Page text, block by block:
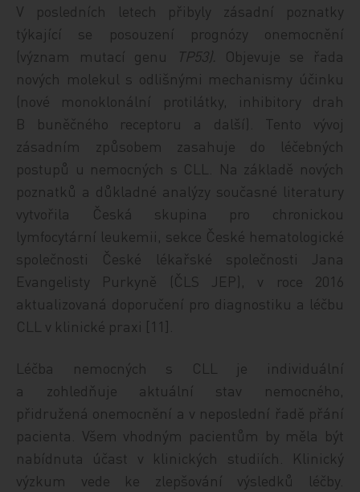
V posledních letech přibyly zásadní poznatky
týkající se posouzení prognózy onemocnění
(význam mutací genu
TP53). Objevuje se řada
nových molekul s odlišnými mechanismy účinku
(nové monoklonální protilátky, inhibitory drah
B buněčného receptoru a další). Tento vývoj
zásadním způsobem zasahuje do léčebných
postupů u nemocných s CLL. Na základě nových
poznatků a důkladné analýzy současné literatury
vytvořila Česká skupina pro chronickou
lymfocytární leukemii, sekce České hematologické
společnosti České lékařské společnosti Jana
Evangelisty Purkyně (ČLS JEP), v roce 2016
aktualizovaná doporučení pro diagnostiku a léčbu
CLL v klinické praxi [11].
Léčba nemocných s CLL je individuální
a zohledňuje aktuální stav nemocného,
přidružená onemocnění a v neposlední řadě přání
pacienta. Všem vhodným pacientům by měla být
nabídnuta účast v klinických studiích. Klinický
výzkum vede ke zlepšování výsledků léčby.